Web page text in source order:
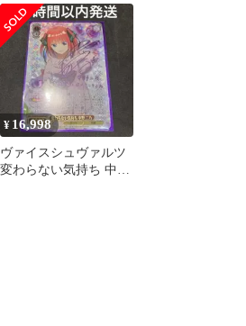
君と進む先 中野二乃
SP サイン
¥ 16,998
ヴァイスシュヴァルツ
変わらない気持ち 中野